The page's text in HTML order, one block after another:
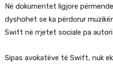
Në dokumentet ligjore
dyshohet se ka përdorur
Swift në rrjetet sociale pa
Sipas avokatëve të Swift, nuk